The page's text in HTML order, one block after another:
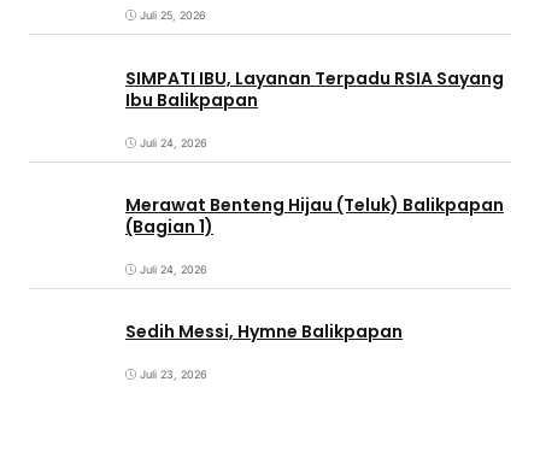
Juli 25, 2026
SIMPATI IBU, Layanan Terpadu RSIA Sayang
Ibu Balikpapan
Juli 24, 2026
Merawat Benteng Hijau (Teluk) Balikpapan
(Bagian 1)
Juli 24, 2026
Sedih Messi, Hymne Balikpapan
Juli 23, 2026